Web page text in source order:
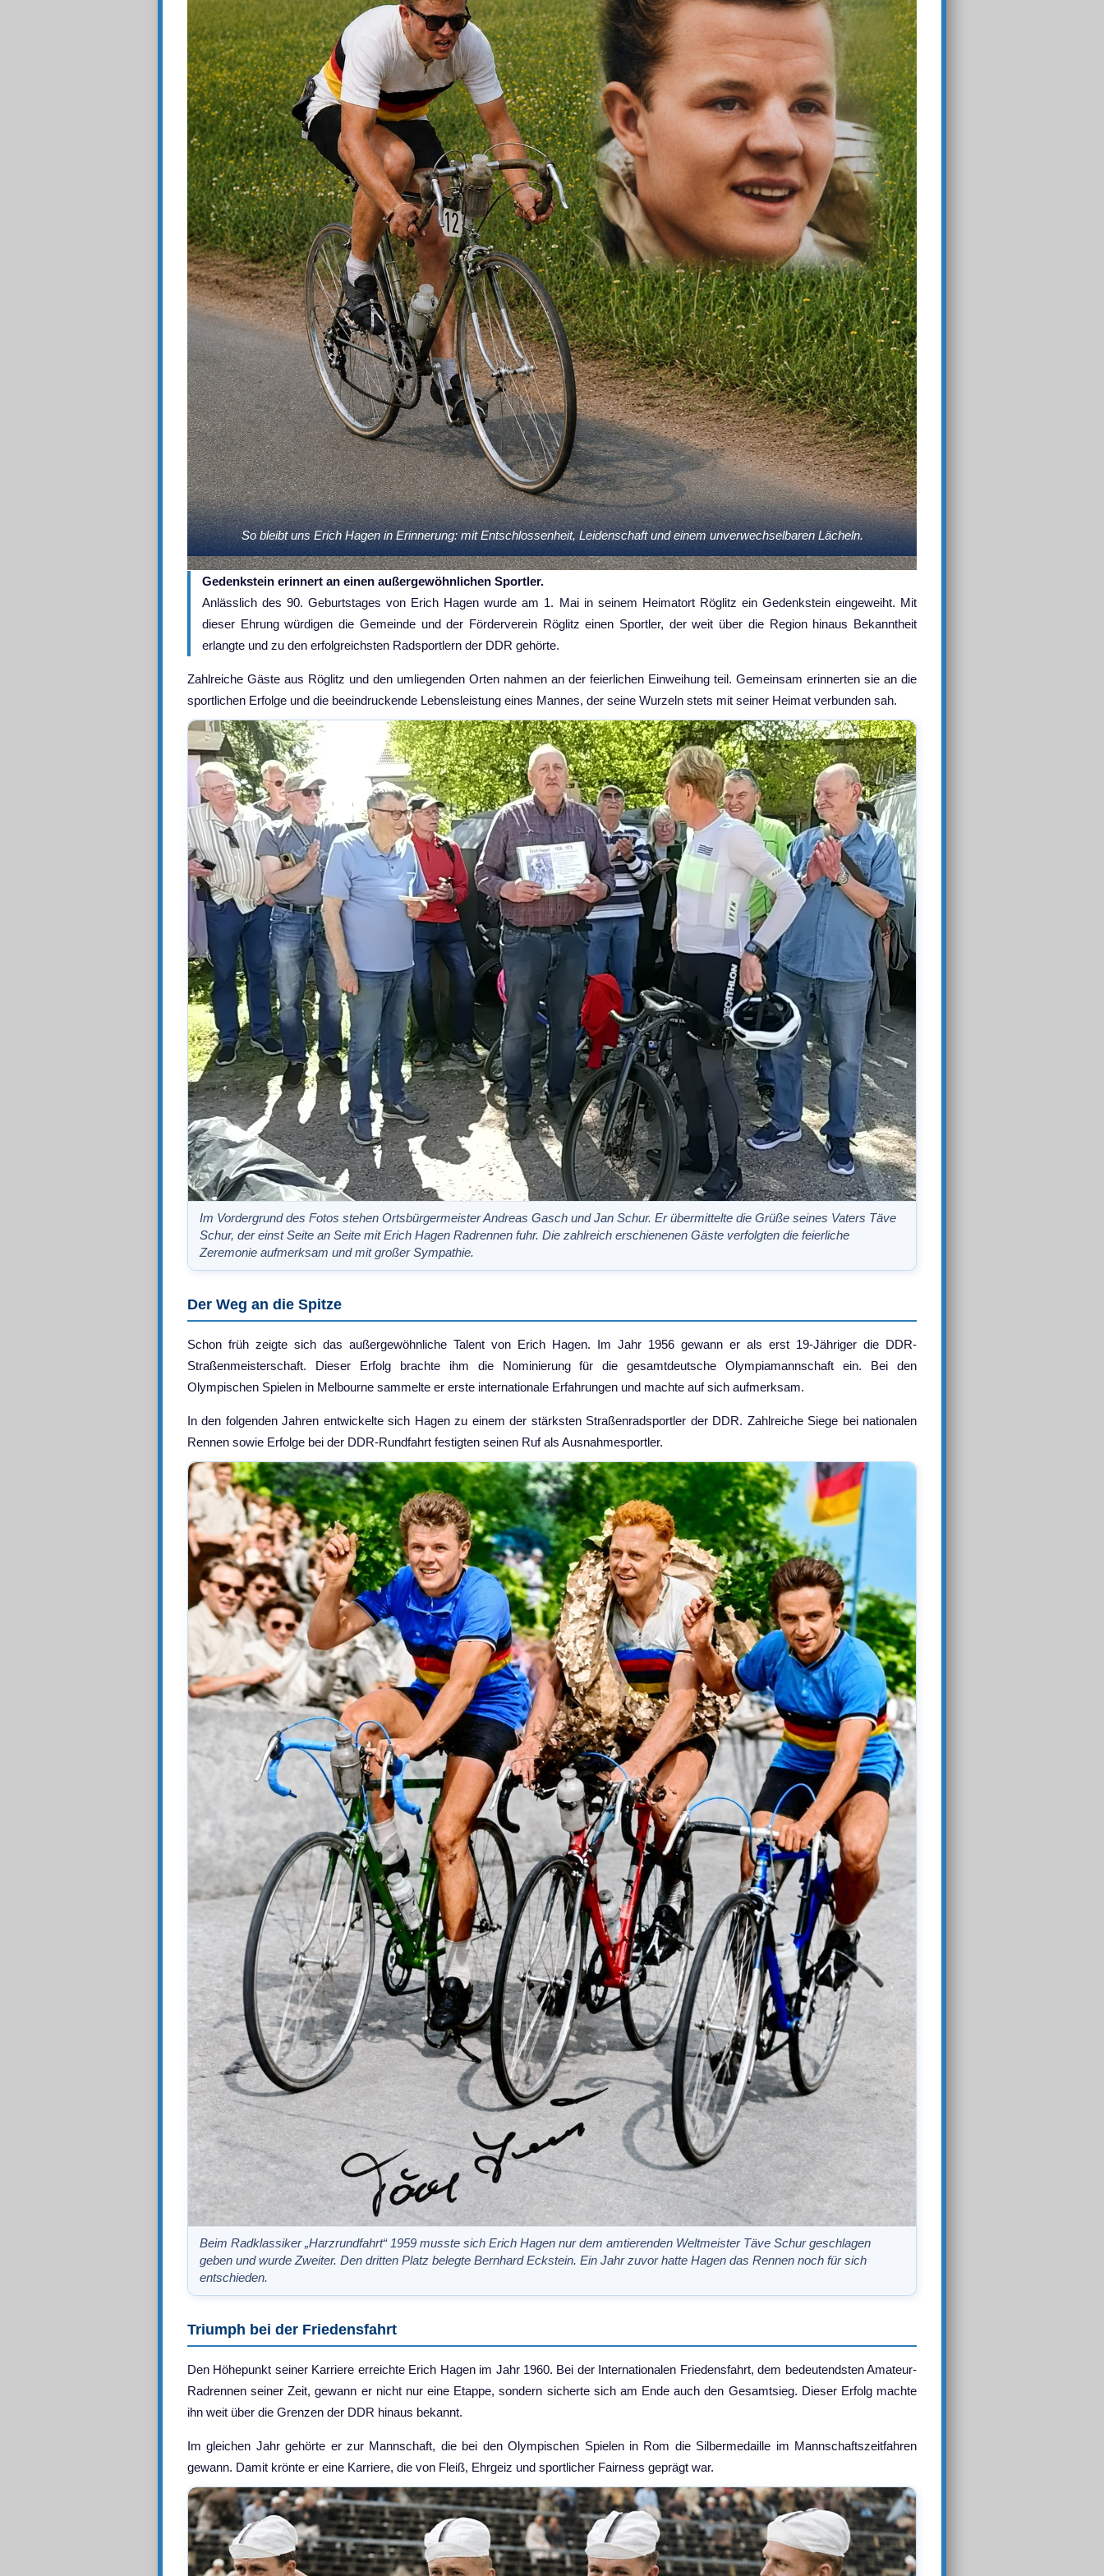
So bleibt uns Erich Hagen in Erinnerung: mit Entschlossenheit, Leidenschaft und einem unverwechselbaren Lächeln.
Gedenkstein erinnert an einen außergewöhnlichen Sportler.
Anlässlich des 90. Geburtstages von Erich Hagen wurde am 1. Mai in seinem Heimatort Röglitz ein Gedenkstein eingeweiht. Mit
dieser Ehrung würdigen die Gemeinde und der Förderverein Röglitz einen Sportler, der weit über die Region hinaus Bekanntheit
erlangte und zu den erfolgreichsten Radsportlern der DDR gehörte.
Zahlreiche Gäste aus Röglitz und den umliegenden Orten nahmen an der feierlichen Einweihung teil. Gemeinsam erinnerten sie an die
sportlichen Erfolge und die beeindruckende Lebensleistung eines Mannes, der seine Wurzeln stets mit seiner Heimat verbunden sah.
Im Vordergrund des Fotos stehen Ortsbürgermeister Andreas Gasch und Jan Schur. Er übermittelte die Grüße seines Vaters Täve
Schur, der einst Seite an Seite mit Erich Hagen Radrennen fuhr. Die zahlreich erschienenen Gäste verfolgten die feierliche
Zeremonie aufmerksam und mit großer Sympathie.
Der Weg an die Spitze
Schon früh zeigte sich das außergewöhnliche Talent von Erich Hagen. Im Jahr 1956 gewann er als erst 19-Jähriger die DDR-
Straßenmeisterschaft. Dieser Erfolg brachte ihm die Nominierung für die gesamtdeutsche Olympiamannschaft ein. Bei den
Olympischen Spielen in Melbourne sammelte er erste internationale Erfahrungen und machte auf sich aufmerksam.
In den folgenden Jahren entwickelte sich Hagen zu einem der stärksten Straßenradsportler der DDR. Zahlreiche Siege bei nationalen
Rennen sowie Erfolge bei der DDR-Rundfahrt festigten seinen Ruf als Ausnahmesportler.
Beim Radklassiker „Harzrundfahrt“ 1959 musste sich Erich Hagen nur dem amtierenden Weltmeister Täve Schur geschlagen
geben und wurde Zweiter. Den dritten Platz belegte Bernhard Eckstein. Ein Jahr zuvor hatte Hagen das Rennen noch für sich
entschieden.
Triumph bei der Friedensfahrt
Den Höhepunkt seiner Karriere erreichte Erich Hagen im Jahr 1960. Bei der Internationalen Friedensfahrt, dem bedeutendsten Amateur-
Radrennen seiner Zeit, gewann er nicht nur eine Etappe, sondern sicherte sich am Ende auch den Gesamtsieg. Dieser Erfolg machte
ihn weit über die Grenzen der DDR hinaus bekannt.
Im gleichen Jahr gehörte er zur Mannschaft, die bei den Olympischen Spielen in Rom die Silbermedaille im Mannschaftszeitfahren
gewann. Damit krönte er eine Karriere, die von Fleiß, Ehrgeiz und sportlicher Fairness geprägt war.